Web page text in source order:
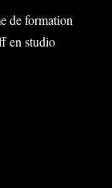
de formation
en studio